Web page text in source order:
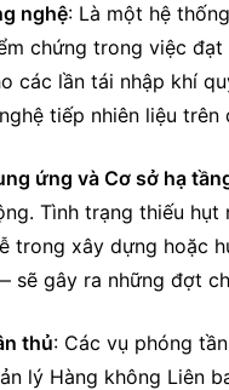
nghệ: Là một hệ
chứng trong việc
các lần tái nhập khí
tiếp nhiên liệu
ứng và Cơ sở hạ
Tình trạng thiếu
trong xây dựng hoặc
sẽ gây ra những đợt
thủ: Các vụ phóng
lý Hàng không Liên